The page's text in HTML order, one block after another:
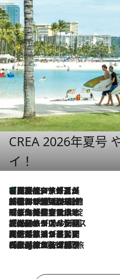
CREA 2026年夏号
イ！
2026.8.7
【厳選旅コスメ】「多機能アイテムがメイン！」旅好き美容エディターが選んだ夏旅ベストコスメを発表【Mサイズジップ】
2026.8.6
「荷物が増えるほど旅ストレスは増す」美容ジャーナリストがたどり着いた最終結論。“化粧品を劇的に減らす”感動の凝縮美容とは
2026.8.6
「旅先には金髪ウィッグを持参」日本と同じメイクでは損してる!? 美容ジャーナリストが提案する“掟破りの旅美容”とは
2026.8.6
【厳選旅コスメ】「身軽さ＆UV対策重視！」ヘアアーティストshucoが選んだ夏旅ベストコスメを発表【Mサイズジップ】
2026.8.5
【厳選旅コスメ】国内をあちこち移動する河井菜摘が選んだ夏旅ベストコスメ発表！「リラックスアイテムはマスト」【Mサイズジップ】
2026.8.4
【厳選旅コスメ】「紫外線＆乾燥対策しながらメイク感も！」ヘア＆メイクGeorgeが選んだ夏旅ベストコスメを発表！【Mサイズジップ】